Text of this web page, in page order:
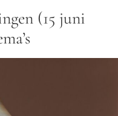
(15 juni